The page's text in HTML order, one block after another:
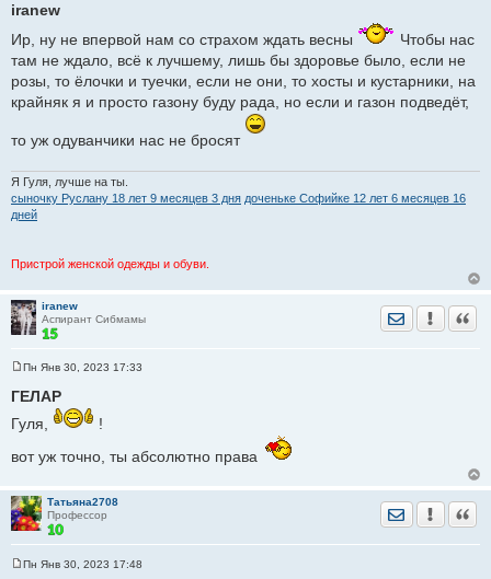
о
щ
е
н
и
iranew
Ир, ну не впервой нам со страхом ждать весны
Чтобы нас
там не ждало, всё к лучшему, лишь бы здоровье было, если не
розы, то ёлочки и туечки, если не они, то хосты и кустарники, на
крайняк я и просто газону буду рада, но если и газон подведёт,
то уж одуванчики нас не бросят
Я Гуля, лучше на ты.
сыночку Руслану 18 лет 9 месяцев 3 дня доченьке Софийке 12 лет 6 месяцев 16
дней
Пристрой женской одежды и обуви.
iranew
Аспирант Сибмамы
Отправить
о
о
щ
н
Пн Янв 30, 2023 17:33
ГЕЛАР
Гуля,
!
вот уж точно, ты абсолютно права
Татьяна2708
Профессор
Отправить
Пн Янв 30, 2023 17:48